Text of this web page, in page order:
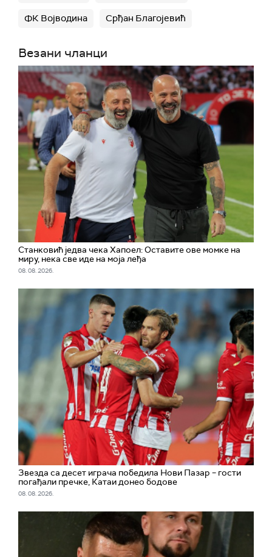
ФК Војводина Срђан Благојевић
Везани чланци
Станковић једва чека Хапоел: Оставите ове момке на
миру, нека све иде на моја леђа
08. 08. 2026.
Звезда са десет играча победила Нови Пазар – гости
погађали пречке, Катаи донео бодове
08. 08. 2026.